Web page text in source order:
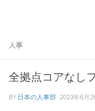
人事
全拠点コアなし
BY 日本の人事部 · 2023年6月